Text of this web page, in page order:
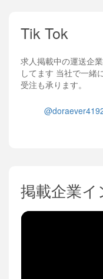
Tik Tok
求人掲載中の運送企
してます 当社で一緒
受注も承ります。
掲載企業